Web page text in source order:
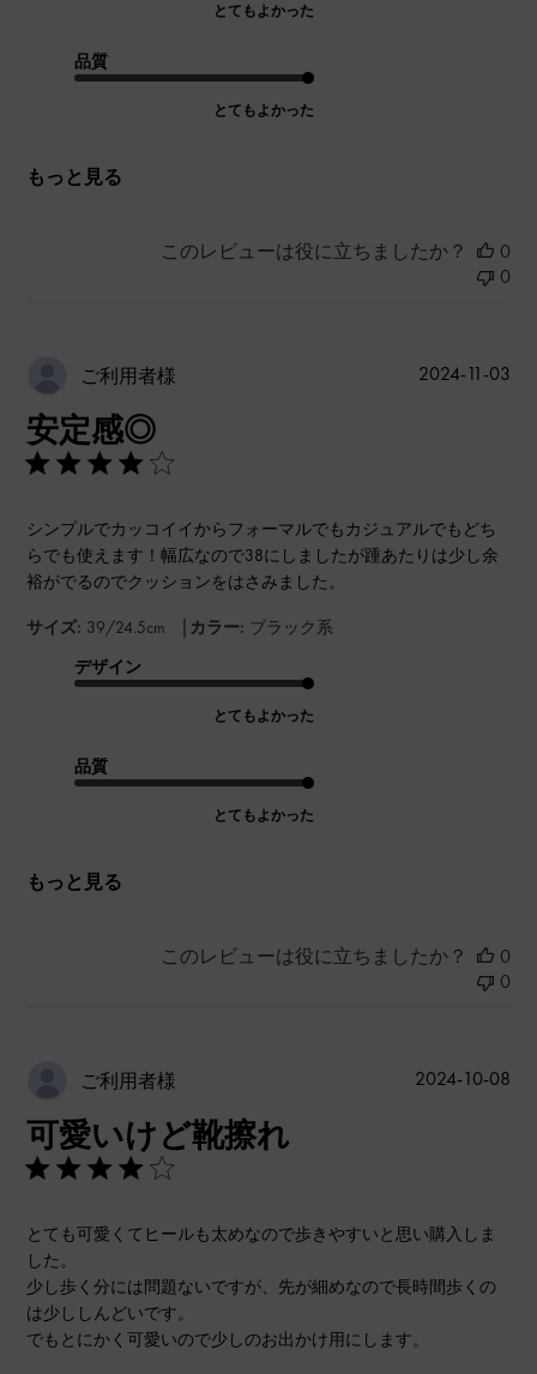
とてもよかった
品質
とてもよかった
もっと見る
このレビューは役に立ちましたか？
0
0
ご利用者様
安定感◎
シンプルでカッコイイからフォーマルでもカジュアルでもどち
らでも使えます！幅広なので38にしましたが踵あたりは少し余
裕がでるのでクッションをはさみました。
サイズ: 39/24.5cm | カラー: ブラック系
デザイン
とてもよかった
品質
とてもよかった
もっと見る
公
2024-11-03
このレビューは役に立ちましたか？
0
0
ご利用者様
可愛いけど靴擦れ
とても可愛くてヒールも太めなので歩きやすいと思い購入しま
した。
少し歩く分には問題ないですが、先が細めなので長時間歩くの
は少ししんどいです。
でもとにかく可愛いので少しのお出かけ用にします。
公
2024-10-08